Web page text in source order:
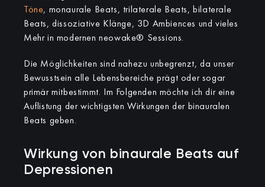
Töne, monaurale Beats, trilaterale Beats, bilaterale
Beats, dissoziative Klänge, 3D Ambiences und vieles
Mehr in modernen neowake® Sessions.
Die Möglichkeiten sind nahezu unbegrenzt, da unser
Bewusstsein alle Lebensbereiche prägt oder sogar
primär mitbestimmt. Im Folgenden möchte ich dir eine
Auflistung der wichtigsten Wirkungen der binauralen
Beats geben.
Wirkung von binaurale Beats auf
Depressionen